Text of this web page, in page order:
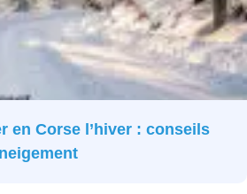
en Corse l’hiver : conseils